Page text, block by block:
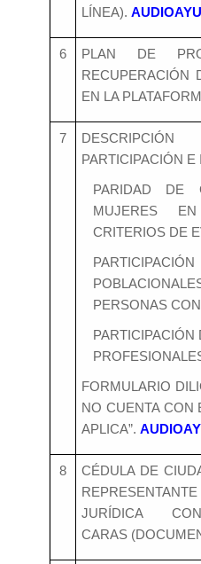
LÍNEA).
6
PLAN DE
RECUPERACIÓN
EN LA
7
PARTICIPACIÓN
PARIDAD DE
MUJERES
CRITERIOS DE
PERSONAS
FORMULARIO
NO CUENTA CON
APLICA”.
8
CÉDULA DE
JURÍDICA
CARAS